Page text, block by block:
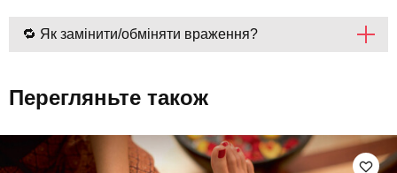
🔁 Як замінити/обміняти враження?
Перегляньте також